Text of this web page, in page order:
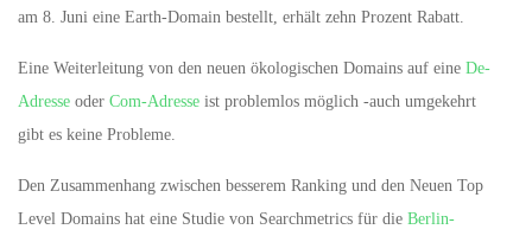
am 8. Juni eine Earth-Domain bestellt, erhält zehn Prozent Rabatt.
Eine Weiterleitung von den neuen ökologischen Domains auf eine De-
Adresse oder Com-Adresse ist problemlos möglich -auch umgekehrt
gibt es keine Probleme.
Den Zusammenhang zwischen besserem Ranking und den Neuen Top
Level Domains hat eine Studie von Searchmetrics für die Berlin-